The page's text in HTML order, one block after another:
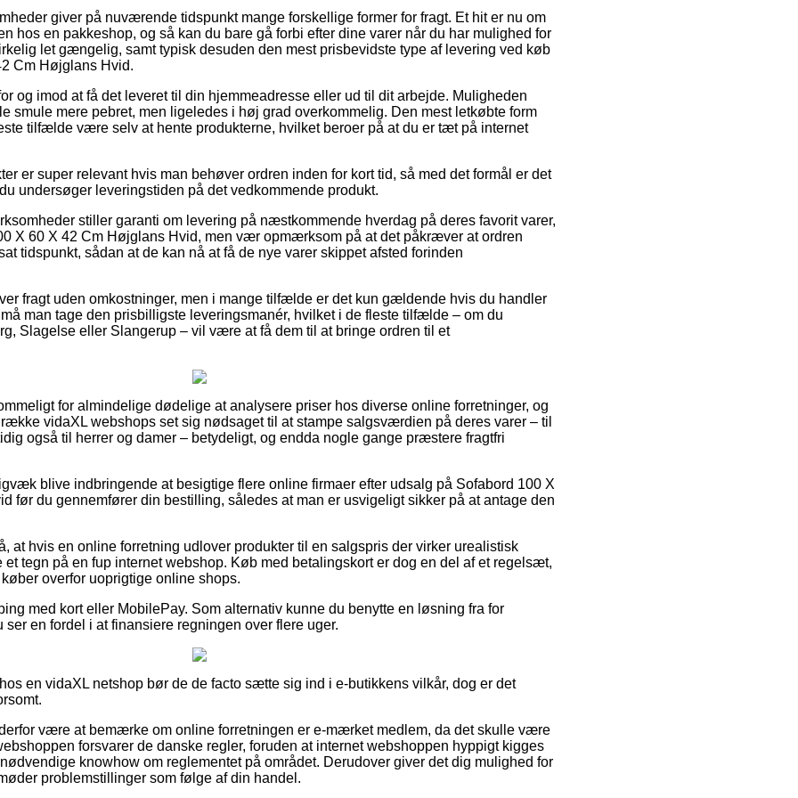
giver på nuværende tidspunkt mange forskellige former for fragt. Et hit er nu om
hos en pakkeshop, og så kan du bare gå forbi efter dine varer når du har mulighed for
let gængelig, samt typisk desuden den mest prisbevidste type af levering ved køb
Cm Højglans Hvid.
og imod at få det leveret til din hjemmeadresse eller ud til dit arbejde. Muligheden
smule mere pebret, men ligeledes i høj grad overkommelig. Den mest letkøbte form
tilfælde være selv at hente produkterne, hvilket beroer på at du er tæt på internet
er super relevant hvis man behøver ordren inden for kort tid, så med det formål er det
undersøger leveringstiden på det vedkommende produkt.
stiller garanti om levering på næstkommende hverdag på deres favorit varer,
X 60 X 42 Cm Højglans Hvid, men vær opmærksom på at det påkræver at ordren
tidspunkt, sådan at de kan nå at få de nye varer skippet afsted forinden
fragt uden omkostninger, men i mange tilfælde er det kun gældende hvis du handler
man tage den prisbilligste leveringsmanér, hvilket i de fleste tilfælde – om du
Slagelse eller Slangerup – vil være at få dem til at bringe ordren til et
for almindelige dødelige at analysere priser hos diverse online forretninger, og
vidaXL webshops set sig nødsaget til at stampe salgsværdien på deres varer – til
også til herrer og damer – betydeligt, og endda nogle gange præstere fragtfri
blive indbringende at besigtige flere online firmaer efter udsalg på Sofabord 100 X
før du gennemfører din bestilling, således at man er usvigeligt sikker på at antage den
at hvis en online forretning udlover produkter til en salgspris der virker urealistisk
tegn på en fup internet webshop. Køb med betalingskort er dog en del af et regelsæt,
overfor uoprigtige online shops.
med kort eller MobilePay. Som alternativ kunne du benytte en løsning fra for
en fordel i at finansiere regningen over flere uger.
en vidaXL netshop bør de de facto sætte sig ind i e-butikkens vilkår, dog er det
være at bemærke om online forretningen er e-mærket medlem, da det skulle være
forsvarer de danske regler, foruden at internet webshoppen hyppigt kigges
knowhow om reglementet på området. Derudover giver det dig mulighed for
problemstillinger som følge af din handel.